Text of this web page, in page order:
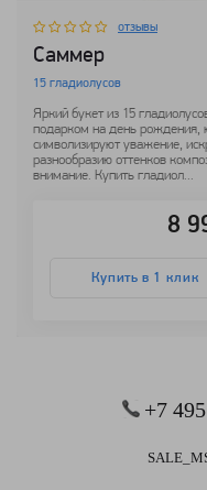
отзывы
Саммер
15 гладиолусов
Яркий букет из 15
подарком на день рождения,
символизируют уважение,
разнообразию оттенков
внимание. Купить гладиол...
8
Купить в 1 клик
+7